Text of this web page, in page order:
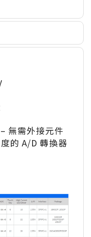
無需外接元件
的 A/D 轉換器